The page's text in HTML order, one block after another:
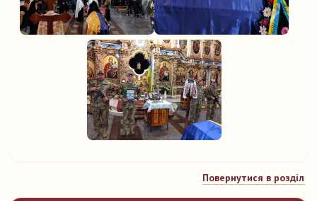
Повернутися в розділ